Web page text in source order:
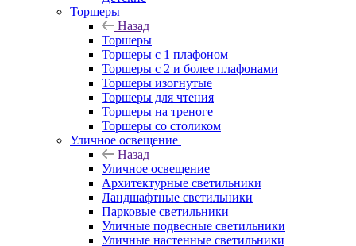
Торшеры
Назад
Торшеры
Торшеры с 1 плафоном
Торшеры с 2 и более плафонами
Торшеры изогнутые
Торшеры для чтения
Торшеры на треноге
Торшеры со столиком
Уличное освещение
Назад
Уличное освещение
Архитектурные светильники
Ландшафтные светильники
Парковые светильники
Уличные подвесные светильники
Уличные настенные светильники